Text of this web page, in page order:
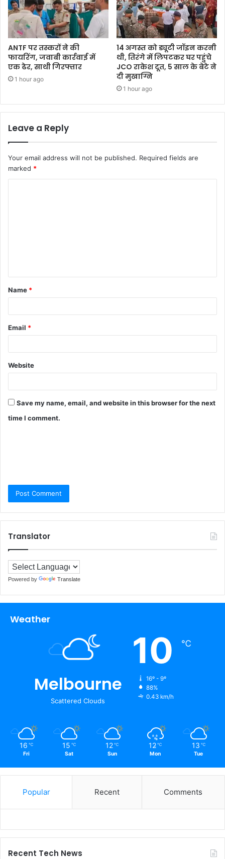
ANTF पर तस्करों ने की
फायरिंग, जवाबी कार्रवाई में
एक ढेर, साथी गिरफ्तार
1 hour ago
14 अगस्त को ड्यूटी जॉइन करनी
थी, तिरंगे में लिपटकर घर पहुंचे
JCO राकेश दूत, 5 साल के बेटे ने
दी मुखाग्नि
1 hour ago
Leave a Reply
Your email address will not be published. Required fields are
marked *
Name *
Email *
Website
Save my name, email, and website in this browser for the next
time I comment.
Translator
Powered by Translate
Weather
Melbourne
Scattered Clouds
10 ℃
16º - 9º
88%
0.43 km/h
16 ℃
Fri
15 ℃
Sat
12 ℃
Sun
12 ℃
Mon
13 ℃
Tue
Popular Recent Comments
Recent Tech News